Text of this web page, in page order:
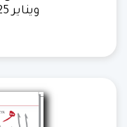
ويناير 2025 السنة التاسعة